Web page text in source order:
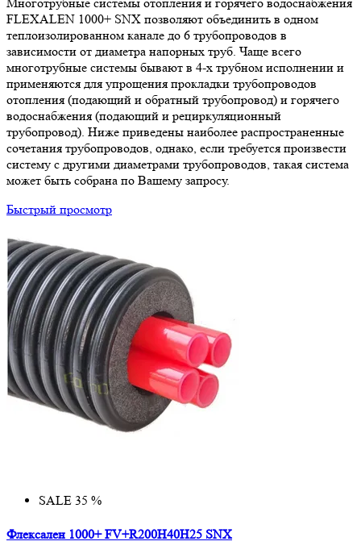
FLEXALEN 1000+ SNX позволяют объединить в одном
теплоизолированном канале до 6 трубопроводов в
зависимости от диаметра напорных труб. Чаще всего
многотрубные системы бывают в 4-х трубном исполнении и
применяются для упрощения прокладки трубопроводов
отопления (подающий и обратный трубопровод) и горячего
водоснабжения (подающий и рециркуляционный
трубопровод). Ниже приведены наиболее распространенные
сочетания трубопроводов, однако, если требуется произвести
систему с другими диаметрами трубопроводов, такая система
может быть собрана по Вашему запросу.
Быстрый просмотр
SALE 35 %
Флексален 1000+ FV+R200H40H25 SNX